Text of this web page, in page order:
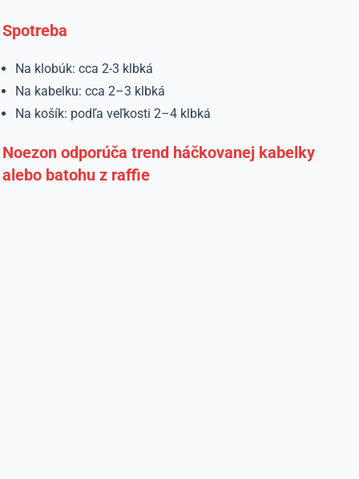
Spotreba
Na klobúk: cca 2-3 klbká
Na kabelku: cca 2–3 klbká
Na košík: podľa veľkosti 2–4 klbká
Noezon odporúča trend háčkovanej kabelky
alebo batohu z raffie